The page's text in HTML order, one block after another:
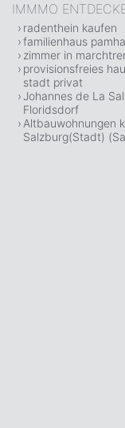
IMMMO
radenthein kaufen
familienhaus
zimmer in
provisionsfreies
stadt privat
Johannes de La
Floridsdorf
Altbauwohnungen
Salzburg(Stadt)